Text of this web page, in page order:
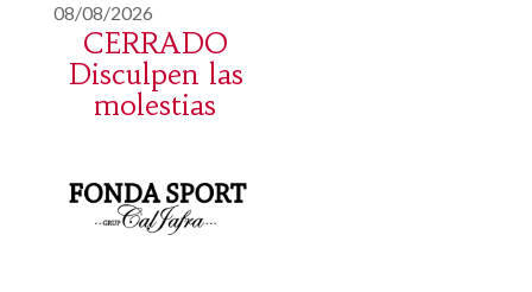
08/08/2026
CERRADO
Disculpen las
molestias